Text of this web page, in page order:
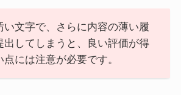
い文字で、さらに内容の薄い履
出してしまうと、良い評価が得
点には注意が必要です。